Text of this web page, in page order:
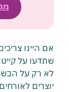
אם היינו
שתדעו על
לא רק על
יוצרים